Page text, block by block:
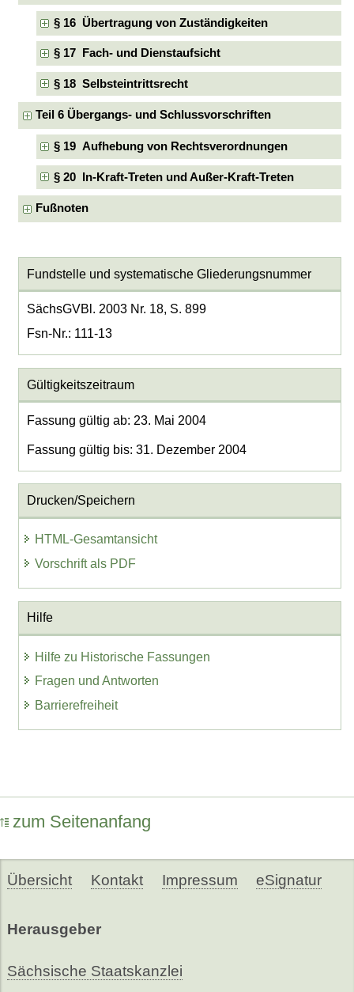
§ 16 Übertragung von Zuständigkeiten
§ 17 Fach- und Dienstaufsicht
§ 18 Selbsteintrittsrecht
Teil 6 Übergangs- und Schlussvorschriften
§ 19 Aufhebung von Rechtsverordnungen
§ 20 In-Kraft-Treten und Außer-Kraft-Treten
Fußnoten
Fundstelle und systematische Gliederungsnummer
SächsGVBl. 2003 Nr. 18, S. 899
Fsn-Nr.: 111-13
Gültigkeitszeitraum
Fassung gültig ab: 23. Mai 2004
Fassung gültig bis: 31. Dezember 2004
Drucken/Speichern
HTML-Gesamtansicht
Vorschrift als PDF
Hilfe
Hilfe zu Historische Fassungen
Fragen und Antworten
Barrierefreiheit
zum Seitenanfang
Übersicht Kontakt Impressum eSignatur
Herausgeber
Sächsische Staatskanzlei